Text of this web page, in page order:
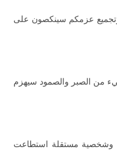
عزمكم سينكصون على
من الصبر والصمود سيهزم
وشخصية مستقلة استطاعت